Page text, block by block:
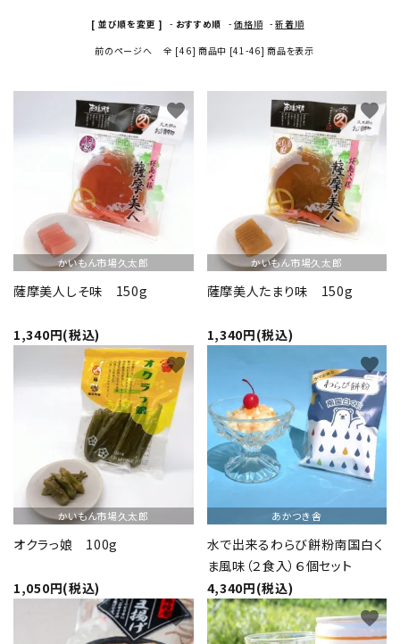
エリアから選ぶ
かごかご.jpとは？
よくある質問
お問い合わせ
特定商取引法について
[ 並び順を変更 ] - おすすめ順 -価格順 -新着順
前のページへ
全 [46] 商品中 [41-46] 商品を表示
かいもん市場久太郎
薩摩美人しそ味 150g
1,340円(税込)
favorite
かいもん市場久太郎
薩摩美人たまり味 150g
1,340円(税込)
favorite
かいもん市場久太郎
オクラっ娘 100g
1,050円(税込)
favorite
あかつき舎
水で出来るわらび餅粉南国白く
ま風味（２食入）６個セット
4,340円(税込)
favorite
favorite favorite